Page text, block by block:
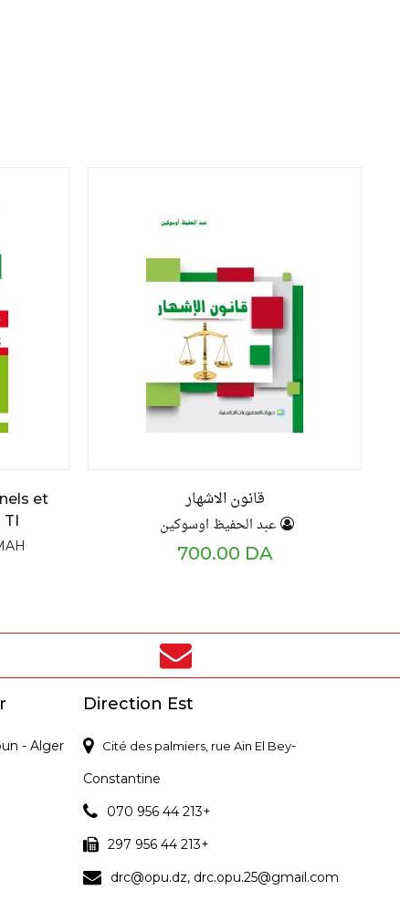
et
قانون الاشهار
عبد الحفيظ اوسوكين
700.00 DA
- Alger
Direction Est
Cité des palmiers, rue Ain El Bey-
Constantine
070 956 44 213+
297 956 44 213+
drc@opu.dz, drc.opu.25@gmail.com